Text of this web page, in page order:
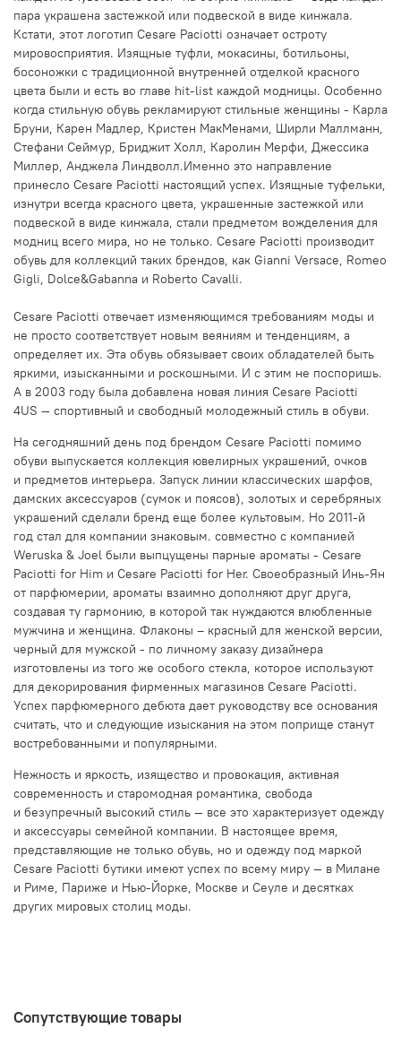
пара украшена застежкой или подвеской в виде кинжала.
Кстати, этот логотип Cesare Paciotti означает остроту
мировосприятия. Изящные туфли, мокасины, ботильоны,
босоножки с традиционной внутренней отделкой красного
цвета были и есть во главе hit-list каждой модницы. Особенно
когда стильную обувь рекламируют стильные женщины - Карла
Бруни, Карен Мадлер, Кристен МакМенами, Ширли Маллманн,
Стефани Сеймур, Бриджит Холл, Каролин Мерфи, Джессика
Миллер, Анджела Линдволл.Именно это направление
принесло Cesare Paciotti настоящий успех. Изящные туфельки,
изнутри всегда красного цвета, украшенные застежкой или
подвеской в виде кинжала, стали предметом вожделения для
модниц всего мира, но не только. Cesare Paciotti производит
обувь для коллекций таких брендов, как Gianni Versace, Romeo
Gigli, Dolce&Gabanna и Roberto Cavalli.
Cesare Paciotti отвечает изменяющимся требованиям моды и
не просто соответствует новым веяниям и тенденциям, а
определяет их. Эта обувь обязывает своих обладателей быть
яркими, изысканными и роскошными. И с этим не поспоришь.
А в 2003 году была добавлена новая линия Cesare Paciotti
4US — спортивный и свободный молодежный стиль в обуви.
На сегодняшний день под брендом Cesare Paciotti помимо
обуви выпускается коллекция ювелирных украшений, очков
и предметов интерьера. Запуск линии классических шарфов,
дамских аксессуаров (сумок и поясов), золотых и серебряных
украшений сделали бренд еще более культовым. Но 2011-й
год стал для компании знаковым. совместно с компанией
Weruska & Joel были выпцущены парные ароматы - Cesare
Paciotti for Him и Cesare Paciotti for Her. Своеобразный Инь-Ян
от парфюмерии, ароматы взаимно дополняют друг друга,
создавая ту гармонию, в которой так нуждаются влюбленные
мужчина и женщина. Флаконы – красный для женской версии,
черный для мужской - по личному заказу дизайнера
изготовлены из того же особого стекла, которое используют
для декорирования фирменных магазинов Cesare Paciotti.
Успех парфюмерного дебюта дает руководству все основания
считать, что и следующие изыскания на этом поприще станут
востребованными и популярными.
Нежность и яркость, изящество и провокация, активная
современность и старомодная романтика, свобода
и безупречный высокий стиль — все это характеризует одежду
и аксессуары семейной компании. В настоящее время,
представляющие не только обувь, но и одежду под маркой
Cesare Paciotti бутики имеют успех по всему миру — в Милане
и Риме, Париже и Нью-Йорке, Москве и Сеуле и десятках
других мировых столиц моды.
Сопутствующие товары